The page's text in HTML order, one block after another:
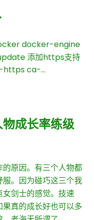
docker-engine
添加https支持
ca-…
成长率练级
原因。有三个人物都
。因为碰巧这三个我
剑士的感觉。技速
真的成长好也可以多